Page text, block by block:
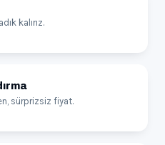
kalırız.
sürprizsiz fiyat.